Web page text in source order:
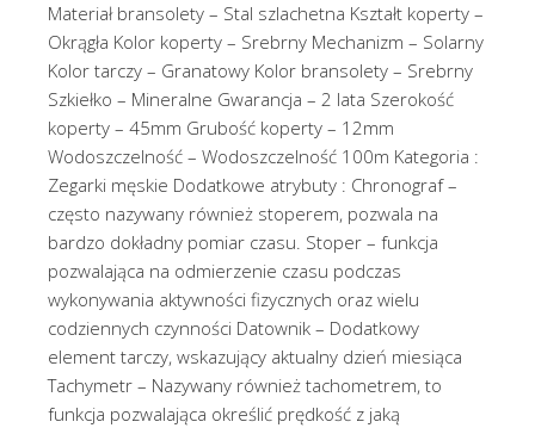
Materiał bransolety – Stal szlachetna Kształt koperty –
Okrągła Kolor koperty – Srebrny Mechanizm – Solarny
Kolor tarczy – Granatowy Kolor bransolety – Srebrny
Szkiełko – Mineralne Gwarancja – 2 lata Szerokość
koperty – 45mm Grubość koperty – 12mm
Wodoszczelność – Wodoszczelność 100m Kategoria :
Zegarki męskie Dodatkowe atrybuty : Chronograf –
często nazywany również stoperem, pozwala na
bardzo dokładny pomiar czasu. Stoper – funkcja
pozwalająca na odmierzenie czasu podczas
wykonywania aktywności fizycznych oraz wielu
codziennych czynności Datownik – Dodatkowy
element tarczy, wskazujący aktualny dzień miesiąca
Tachymetr – Nazywany również tachometrem, to
funkcja pozwalająca określić prędkość z jaką